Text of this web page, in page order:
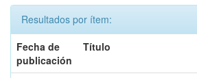
Resultados por ítem:
Fecha de
publicación
Título